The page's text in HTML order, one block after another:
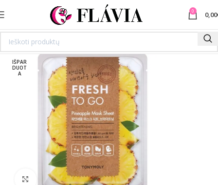
0 0,00
IŠPAR
DUOT
A
Spustelėkite norėdami padidinti